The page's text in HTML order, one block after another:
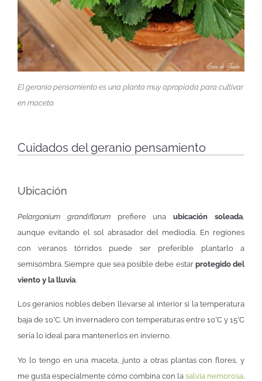
El geranio pensamiento es una planta muy apropiada para cultivar
en maceta
Cuidados del geranio pensamiento
Ubicación
Pelargonium grandiflorumprefiere unaubicación soleada,
aunque evitando el sol abrasador del mediodía. En regiones
con veranos tórridos puede ser preferible plantarlo a
semisombra. Siempre que sea posible debe estar protegido del
viento y la lluvia.
Los geranios nobles deben llevarse al interior si la temperatura
baja de 10°C. Un invernadero con temperaturas entre 10°C y 15°C
sería lo ideal para mantenerlos en invierno.
Yo lo tengo en una maceta, junto a otras plantas con flores, y
me gusta especialmente cómo combina con la salvia nemorosa.